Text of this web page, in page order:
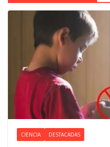
CIENCIA DESTACADAS